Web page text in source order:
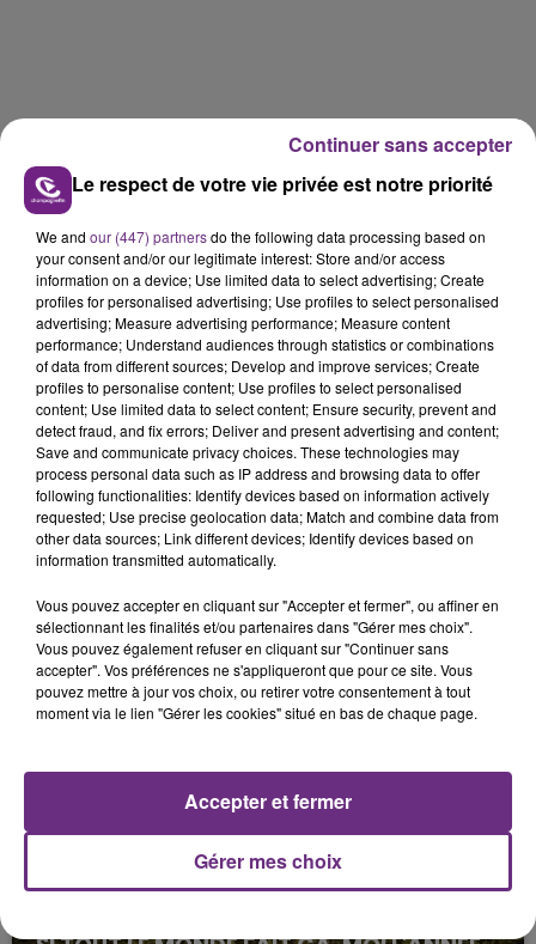
FIL D'ACTU
Le respect de votre vie privée est notre priorité
We and our (447) partnersdo the following data processing based on
your consent and/or our legitimate interest: Store and/or access
information on a device; Use limited data to select advertising; Create
profiles for personalised advertising; Use profiles to select personalised
advertising; Measure advertising performance; Measure content
performance; Understand audiences through statistics or combinations
of data from different sources; Develop and improve services; Create
profiles to personalise content; Use profiles to select personalised
content; Use limited data to select content; Ensure security, prevent and
detect fraud, and fix errors; Deliver and present advertising and content;
Save and communicate privacy choices. These technologies may
process personal data such as IP address and browsing data to offer
following functionalities: Identify devices based on information actively
requested; Use precise geolocation data; Match and combine data from
other data sources; Link different devices; Identify devices based on
information transmitted automatically.
Vous pouvez accepter en cliquant sur "Accepter et fermer", ou affiner en
sélectionnant les finalités et/ou partenaires dans "Gérer mes choix".
Vous pouvez également refuser en cliquant sur "Continuer sans
accepter". Vos préférences ne s'appliqueront que pour ce site. Vous
pouvez mettre à jour vos choix, ou retirer votre consentement à tout
moment via le lien "Gérer les cookies" situé en bas de chaque page.
Gérer mes choix
Accepter et fermer
Continuer sans accepter